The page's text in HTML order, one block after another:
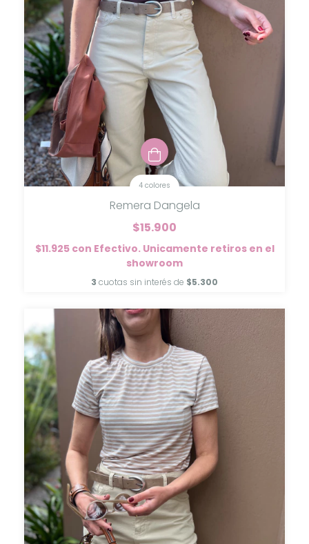
4 colores
Remera Dangela
$15.900
$11.925 con Efectivo. Unicamente retiros en el
showroom
3 cuotas sin interés de $5.300